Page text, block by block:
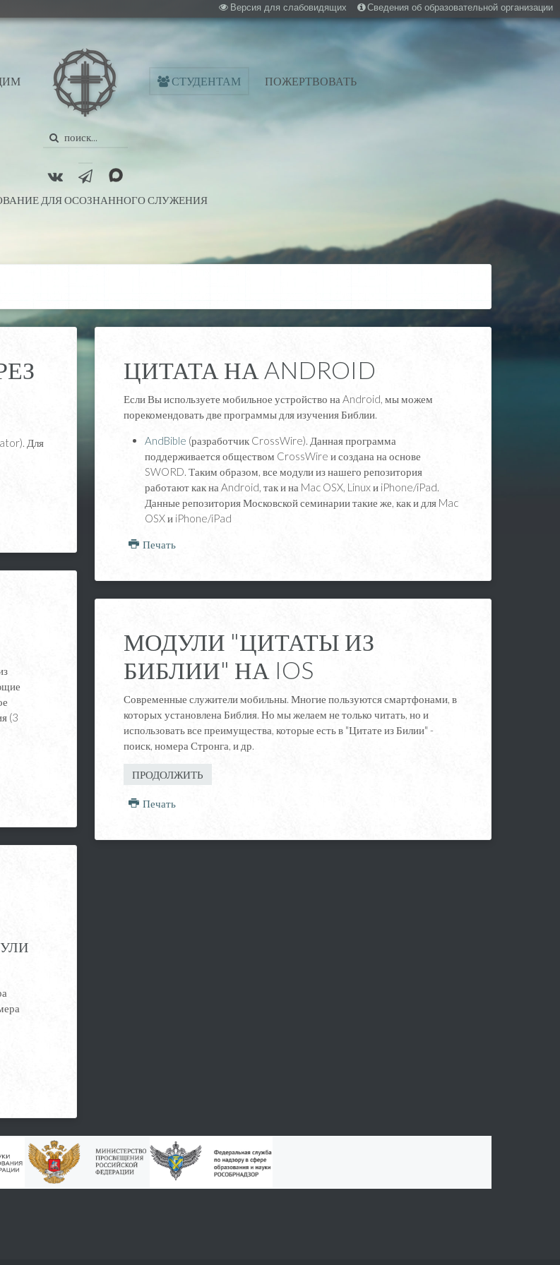
Сведения об образовательной организации
Версия для слабовидящих
СТУДЕНТАМ ПОЖЕРТВОВАТЬ
ДЛЯ ОСОЗНАННОГО СЛУЖЕНИЯ
Для
(3
ЦИТАТА НА ANDROID
Если Вы используете мобильное устройство на Android, мы можем
порекомендовать две программы для изучения Библии.
AndBible (разработчик CrossWire). Данная программа
поддерживается обществом CrossWire и создана на основе
SWORD. Таким образом, все модули из нашего репозитория
работают как на Android, так и на Mac OSX, Linux и iPhone/iPad.
Данные репозитория Московской семинарии такие же, как и для Mac
OSX и iPhone/iPad
Печать
МОДУЛИ "ЦИТАТЫ ИЗ
БИБЛИИ" НА IOS
Современные служители мобильны. Многие пользуются смартфонами, в
которых установлена Библия. Но мы желаем не только читать, но и
использовать все преимущества, которые есть в "Цитате из Билии" -
поиск, номера Стронга, и др.
ПРОДОЛЖИТЬ
Печать